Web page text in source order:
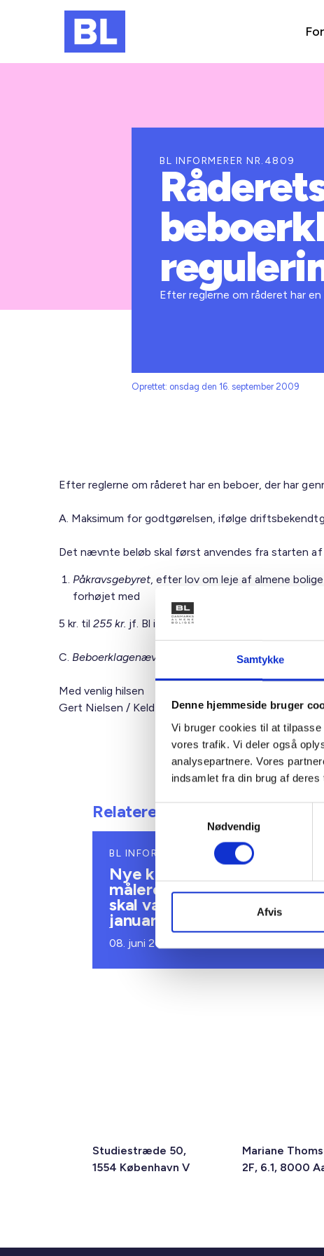
Samtykke
Denne hjemmeside bruger
Vi bruger cookies til at
vores trafik. Vi deler også
analysepartnere. Vores
indsamlet fra din brug af deres
Samtykkevalg
Nødvendig
Afvis
BL INFORMERER NR.4809
Efter reglerne om råderet har
Oprettet: onsdag den 16. september 2009
Efter reglerne om råderet har en beboer, der har
A. Maksimum for godtgørelsen, ifølge
Det nævnte beløb skal først anvendes fra starten
Påkravsgebyret, efter lov om leje af almene
forhøjet med
5 kr. til255 kr. jf. Bl informerer nr. 15 af 23. april 2009.
C. Beboerklagenævnsgebyr/-beløb for indgivelse af
Med venlig hilsen
Gert Nielsen / Keld Adsbøl
Relateret indhold
BL INFORMERER
Nye krav om fjernaflæste
målere – alle ejendomme
skal være klar senest 1.
januar 2027
08. juni 2026
Studiestræde 50,
1554 København V
Mariane
2F, 6.1, 8000